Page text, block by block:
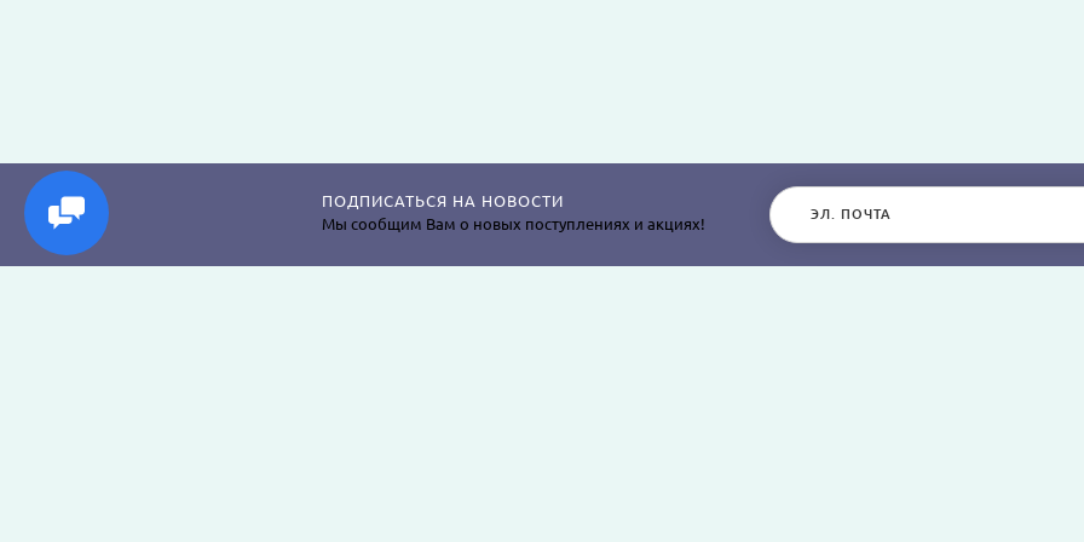
ПОДПИСАТЬСЯ НА НОВОСТИ
Мы сообщим Вам о новых поступлениях и акциях!